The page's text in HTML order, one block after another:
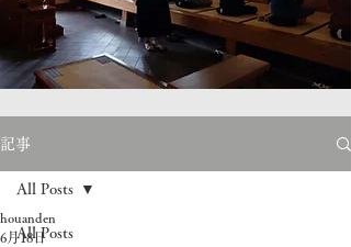
記事
All Posts
All Posts
houanden
6月18日